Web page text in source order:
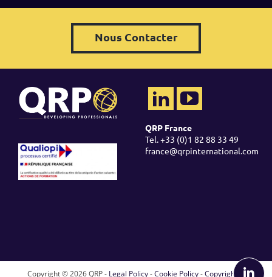
Nous Contacter
QRP France
Tel. +33 (0)1 82 88 33 49
france@qrpinternational.com
Copyright ©2026 QRP - Legal Policy-Cookie Policy-Copyright &